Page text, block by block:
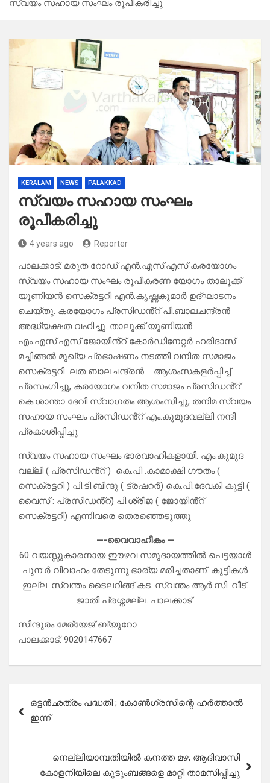
സ്വയം സഹായ സംഘം രൂപീകരിച്ചു
KERALAM NEWS PALAKKAD
സ്വയം സഹായ സംഘം
രൂപീകരിച്ചു
4 years ago Reporter
പാലക്കാട്: മരുത റോഡ് എൻ.എസ്.എസ് കരയോഗം
സ്വയം സഹായ സംഘം രൂപീകരണ യോഗം താലൂക്ക്
യൂണിയൻ സെക്രട്ടറി എൻ.കൃഷ്ണകുമാർ ഉദ്ഘാടനം
ചെയ്തു. കരയോഗം പ്രസിഡൻ്റ് പി.ബാലചന്ദ്രൻ
അദ്ധ്യക്ഷത വഹിച്ചു. താലൂക്ക് യൂണിയൻ
എം.എസ്.എസ് ജോയിൻ്റ് കോർഡിനേറ്റർ ഹരിദാസ്
മച്ചിങ്ങൽ മുഖ്യ പ്രഭാഷണം നടത്തി വനിത സമാജം
സെക്രട്ടറി ലത ബാലചന്ദ്രൻ ആശംസകളർപ്പിച്ച്
പ്രസംഗിച്ചു, കരയോഗം വനിത സമാജം പ്രസിഡൻ്റ്
കെ.ശാന്താ ദേവി സ്വാഗതം ആശംസിച്ചു, തനിമ സ്വയം
സഹായ സംഘം പ്രസിഡൻ്റ് എം.കുമുദവല്ലി നന്ദി
പ്രകാശിപ്പിച്ചു
സ്വയം സഹായ സംഘം ഭാരവാഹികളായി. എം.കുമുദ
വല്ലി ( പ്രസിഡൻ്റ് ) കെ.പി .കാമാക്ഷി ഗൗതം (
സെക്രട്ടറി ) പി.ടി.ബിന്ദു ( ട്രഷറർ) കെ.പി.ദേവകി കുട്ടി (
വൈസ് : പ്രസിഡൻ്റ്) പി.ശ്രീജ ( ജോയിൻ്റ്
സെക്രട്ടറി) എന്നിവരെ തെരഞ്ഞെടുത്തു
—-വൈവാഹീകം —
60 വയസ്സുകാരനായ ഈഴവ സമുദായത്തിൽ പെട്ടയാൾ
പുന:ർ വിവാഹം തേടുന്നു.ഭാര്യ മരിച്ചതാണ്. കുട്ടികൾ
ഇല്ല. സ്വന്തം ടൈലറിങ്ങ് കട. സ്വന്തം ആർ.സി. വീട്.
ജാതി പ്രശ്നമല്ല. പാലക്കാട്.
സിന്ദൂരം മേര്യേജ് ബ്യൂറോ
പാലക്കാട്‌: 9020147667
navigation
ഒട്ടൻഛത്രം പദ്ധതി ; കോൺഗ്രസിന്റെ ഹർത്താൽ
ഇന്ന്
നെല്ലിയാമ്പതിയിൽ കനത്ത മഴ; ആദിവാസി
കോളനിയിലെ കുടുംബങ്ങളെ മാറ്റി താമസിപ്പിച്ചു